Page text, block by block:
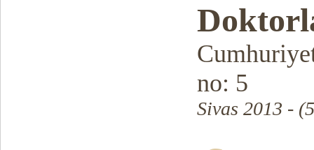
no: 5
Sivas 2013 -